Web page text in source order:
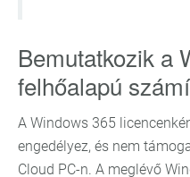
Bemutatkozik a
felhőalapú
A Windows 365
engedélyez, és nem
Cloud PC-n. A meglévő